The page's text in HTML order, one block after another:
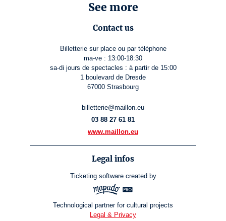
See more
Contact us
Billetterie sur place ou par téléphone
ma-ve : 13:00-18:30
sa-di jours de spectacles : à partir de 15:00
1 boulevard de Dresde
67000 Strasbourg
billetterie@maillon.eu
03 88 27 61 81
www.maillon.eu
Legal infos
Ticketing software created by
Technological partner for cultural projects
Legal & Privacy